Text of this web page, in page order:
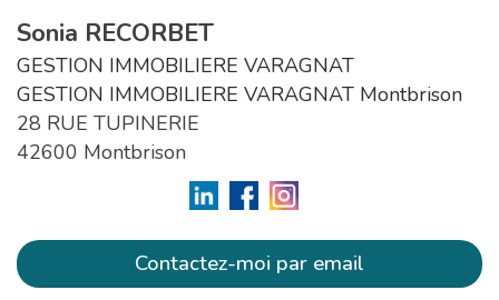
Sonia RECORBET
GESTION IMMOBILIERE VARAGNAT
GESTION IMMOBILIERE VARAGNAT Montbrison
28 RUE TUPINERIE
42600 Montbrison
Contactez-moi par email